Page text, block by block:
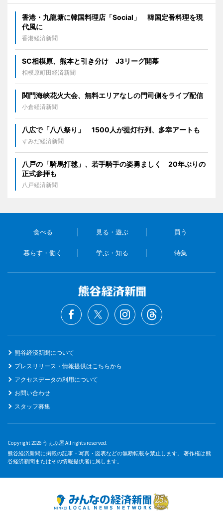
香港・九龍塘に韓国料理店「Social」 韓国定番料理を現
代風に
香港経済新聞
SC相模原、熊本と引き分け J3リーグ開幕
相模原町田経済新聞
関門海峡花火大会、無料エリアなしの門司側をライブ配信
小倉経済新聞
八広で「八八祭り」 1500人が提灯行列、多幸アートも
すみだ経済新聞
八戸の「騎馬打毬」、若手騎手の姿勇ましく 20年ぶりの
正式参拝も
八戸経済新聞
食べる 見る・遊ぶ 買う
暮らす・働く 学ぶ・知る 特集
熊谷経済新聞について
プレスリリース・情報提供はこちらから
アクセスデータの利用について
お問い合わせ
スタッフ募集
Copyright 2026 うぇぶ屋 All rights reserved.
熊谷経済新聞に掲載の記事・写真・図表などの無断転載を禁止します。 著作権は熊
谷経済新聞またはその情報提供者に属します。